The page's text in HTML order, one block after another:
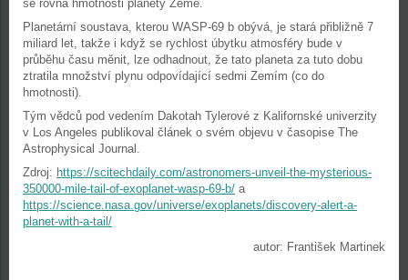
se rovná hmotnosti planety Země.
Planetární soustava, kterou WASP-69 b obývá, je stará přibližně 7
miliard let, takže i když se rychlost úbytku atmosféry bude v
průběhu času měnit, lze odhadnout, že tato planeta za tuto dobu
ztratila množství plynu odpovídající sedmi Zemím (co do
hmotnosti).
Tým vědců pod vedením Dakotah Tylerové z Kalifornské univerzity
v Los Angeles publikoval článek o svém objevu v časopise The
Astrophysical Journal.
Zdroj: https://scitechdaily.com/astronomers-unveil-the-mysterious-
350000-mile-tail-of-exoplanet-wasp-69-b/ a
https://science.nasa.gov/universe/exoplanets/discovery-alert-a-
planet-with-a-tail/
autor: František Martinek